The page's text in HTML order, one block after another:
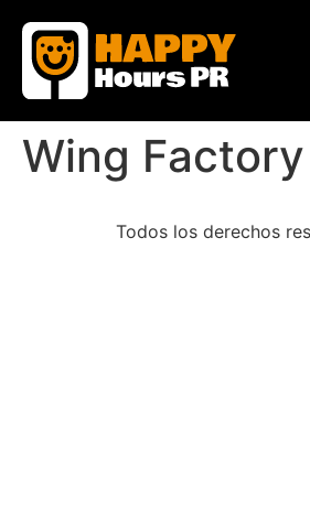
Wing Factory
Todos los derechos